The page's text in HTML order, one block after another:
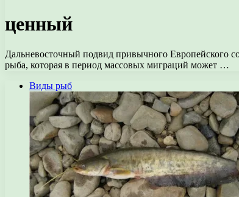
ценный
Дальневосточный подвид привычного Европейского
рыба, которая в период массовых миграций может …
Виды рыб